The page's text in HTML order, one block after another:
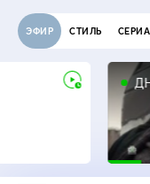
ЭФИР СТИЛЬ